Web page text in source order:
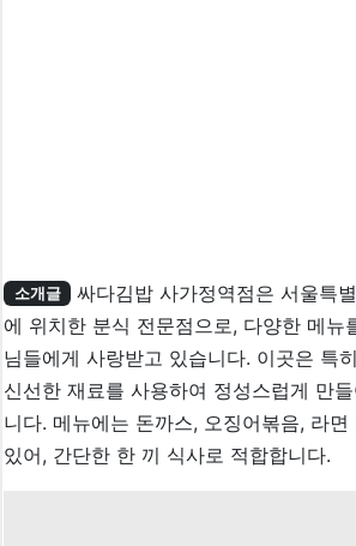
소개글
싸다김밥 사가정역점은 서울특
에 위치한 분식 전문점으로, 다양한 메뉴
님들에게 사랑받고 있습니다. 이곳은 특
신선한 재료를 사용하여 정성스럽게 만
니다. 메뉴에는 돈까스, 오징어볶음, 라
있어, 간단한 한 끼 식사로 적합합니다.